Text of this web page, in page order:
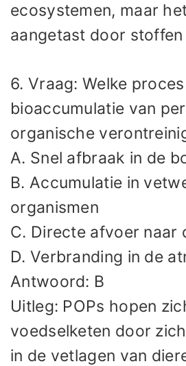
ecosystemen, maar
aangetast door stoffen
6. Vraag: Welke
bioaccumulatie van
organische
A. Snel afbraak in de
B. Accumulatie in
organismen
C. Directe afvoer naar
D. Verbranding in de
Antwoord: B
Uitleg: POPs hopen
voedselketen door
in de vetlagen van